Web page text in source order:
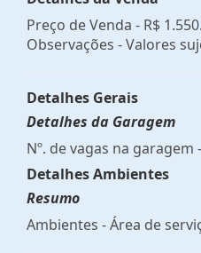
Preço de Venda - R$
Observações - Valores
Detalhes Gerais
Detalhes da Garagem
Nº. de vagas na garagem
Detalhes Ambientes
Resumo
Ambientes - Área de